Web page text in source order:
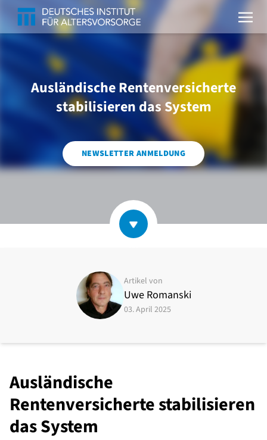
Ausländische Rentenversicherte
stabilisieren das System
NEWSLETTER ANMELDUNG
Artikel von
Uwe Romanski
03. April 2025
Ausländische
Rentenversicherte stabilisieren
das System